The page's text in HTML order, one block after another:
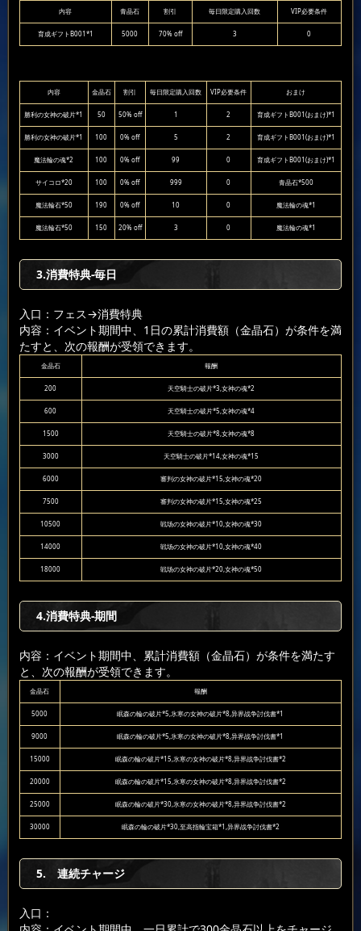
内容 青晶石 割引 毎日限定購入回数 VIP必要条件
育成ギフトB001*1 5000 70% off 3 0
内容 金晶石 割引 毎日限定購入回数 VIP必要条件 おまけ
勝利の女神の破片*1 50 50% off 1 2 育成ギフトB001(おまけ)*1
勝利の女神の破片*1 100 0% off 5 2 育成ギフトB001(おまけ)*1
魔法輪の魂*2 100 0% off 99 0 育成ギフトB001(おまけ)*1
サイコロ*20 100 0% off 999 0 青晶石*500
魔法輪石*50 190 0% off 10 0 魔法輪の魂*1
魔法輪石*50 150 20% off 3 0 魔法輪の魂*1
3.消費特典-毎日
入口：フェス→消費特典
内容：イベント期間中、1日の累計消費額（金晶石）が条件を満
たすと、次の報酬が受領できます。
金晶石 報酬
200 天空騎士の破片*3,女神の魂*2
600 天空騎士の破片*5,女神の魂*4
1500 天空騎士の破片*8,女神の魂*8
3000 天空騎士の破片*14,女神の魂*15
6000 審判の女神の破片*15,女神の魂*20
7500 審判の女神の破片*15,女神の魂*25
10500 戦场の女神の破片*10,女神の魂*30
14000 戦场の女神の破片*10,女神の魂*40
18000 戦场の女神の破片*20,女神の魂*50
4.消費特典-期間
内容：イベント期間中、累計消費額（金晶石）が条件を満たす
と、次の報酬が受領できます。
金晶石 報酬
5000 眠森の輪の破片*5,氷寒の女神の破片*8,异界战争討伐書*1
9000 眠森の輪の破片*5,氷寒の女神の破片*8,异界战争討伐書*1
15000 眠森の輪の破片*15,氷寒の女神の破片*8,异界战争討伐書*2
20000 眠森の輪の破片*15,氷寒の女神の破片*8,异界战争討伐書*2
25000 眠森の輪の破片*30,氷寒の女神の破片*8,异界战争討伐書*2
30000 眠森の輪の破片*30,至高指輪宝箱*1,异界战争討伐書*2
5. 連続チャージ
入口：